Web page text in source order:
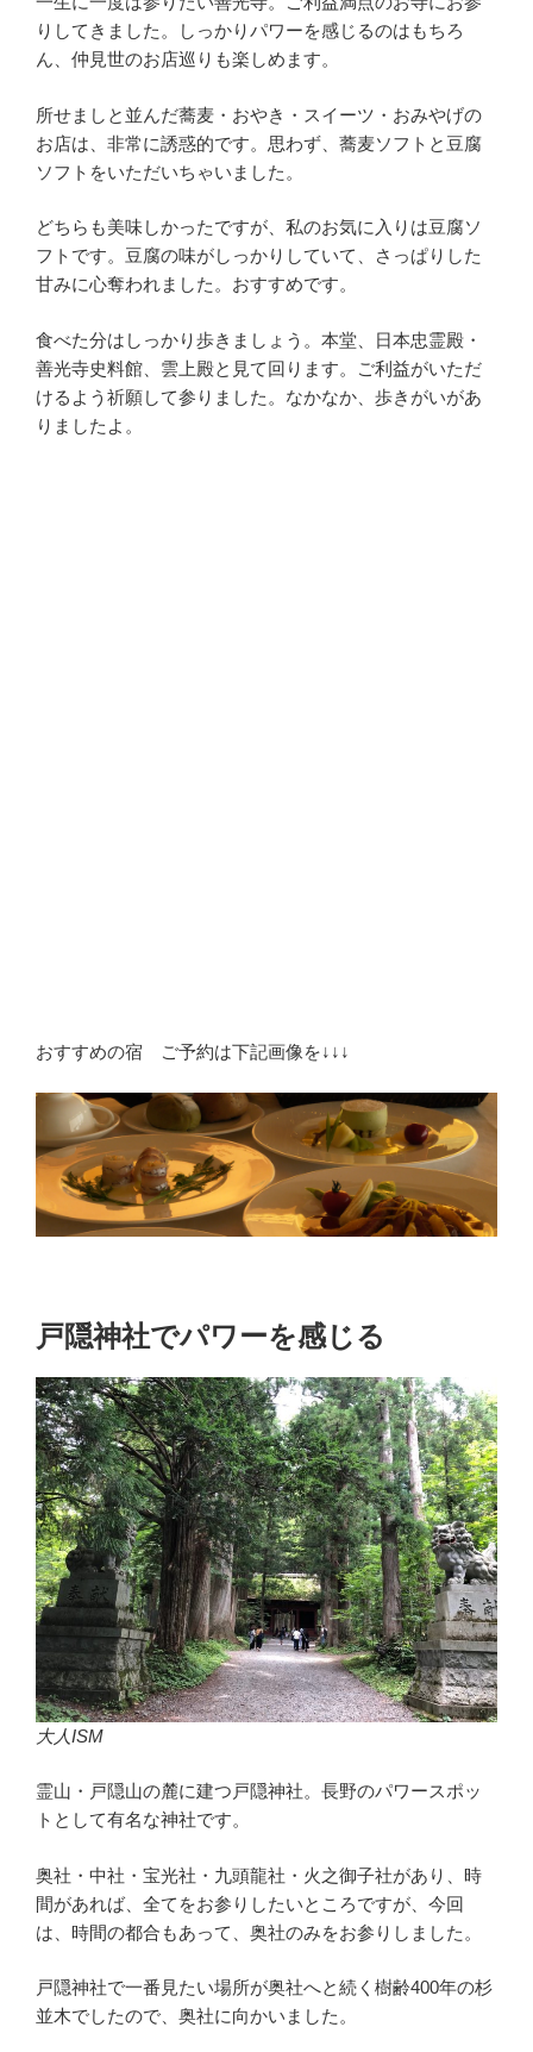
りしてきました。しっかりパワーを感じるのはもちろ
ん、仲見世のお店巡りも楽しめます。
所せましと並んだ蕎麦・おやき・スイーツ・おみやげの
お店は、非常に誘惑的です。思わず、蕎麦ソフトと豆腐
ソフトをいただいちゃいました。
どちらも美味しかったですが、私のお気に入りは豆腐ソ
フトです。豆腐の味がしっかりしていて、さっぱりした
甘みに心奪われました。おすすめです。
食べた分はしっかり歩きましょう。本堂、日本忠霊殿・
善光寺史料館、雲上殿と見て回ります。ご利益がいただ
けるよう祈願して参りました。なかなか、歩きがいがあ
りましたよ。
おすすめの宿 ご予約は下記画像を↓↓↓
戸隠神社でパワーを感じる
大人ISM
霊山・戸隠山の麓に建つ戸隠神社。長野のパワースポッ
トとして有名な神社です。
奥社・中社・宝光社・九頭龍社・火之御子社があり、時
間があれば、全てをお参りしたいところですが、今回
は、時間の都合もあって、奥社のみをお参りしました。
戸隠神社で一番見たい場所が奥社へと続く樹齢400年の杉
並木でしたので、奥社に向かいました。